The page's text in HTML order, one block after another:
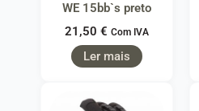
WE 15bb`s preto
21,50 € Com IVA
Ler mais